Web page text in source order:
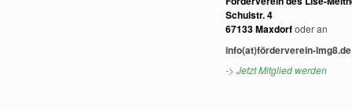
Schulstr. 4
67133 Maxdorfoder an
info(at)förderverein-
-> Jetzt Mitglied werden